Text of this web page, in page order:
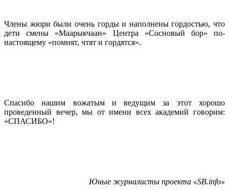
Члены жюри были очень горды и наполнены гордостью, что
дети смены «Маарыкчаан» Центра «Сосновый бор» по-
настоящему «помнят, чтят и гордятся».
Спасибо нашим вожатым и ведущим за этот хорошо
проведенный вечер, мы от имени всех академий говорим:
«СПАСИБО»!
Юные журналисты проекта «SB.info»